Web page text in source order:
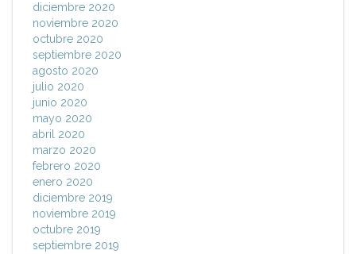
diciembre 2020
noviembre 2020
octubre 2020
septiembre 2020
agosto 2020
julio 2020
junio 2020
mayo 2020
abril 2020
marzo 2020
febrero 2020
enero 2020
diciembre 2019
noviembre 2019
octubre 2019
septiembre 2019